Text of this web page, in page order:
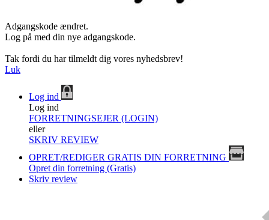
Adgangskode ændret.
Log på med din nye adgangskode.
Tak fordi du har tilmeldt dig vores nyhedsbrev!
Luk
Log ind
Log ind
FORRETNINGSEJER (LOGIN)
eller
SKRIV REVIEW
OPRET/REDIGER GRATIS DIN FORRETNING
Opret din forretning (Gratis)
Skriv review